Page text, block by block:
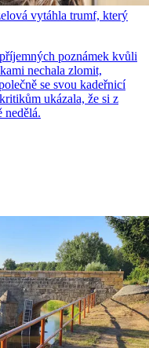
vytáhla trumf, který
poznámek kvůli
nechala zlomit,
se svou kadeřnicí
ukázala, že si z
nedělá.